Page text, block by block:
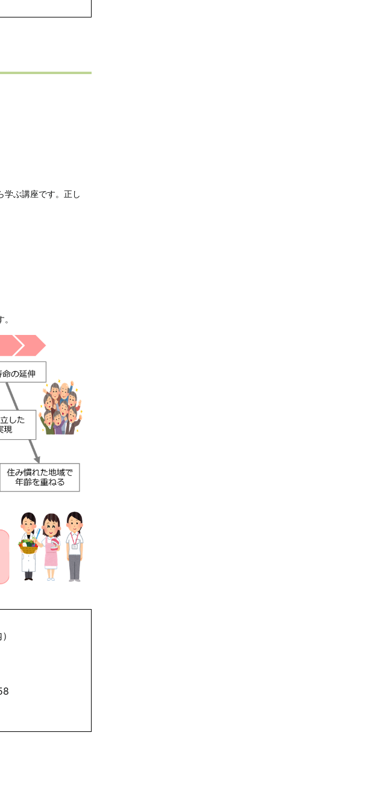
学ぶ講座です。正し